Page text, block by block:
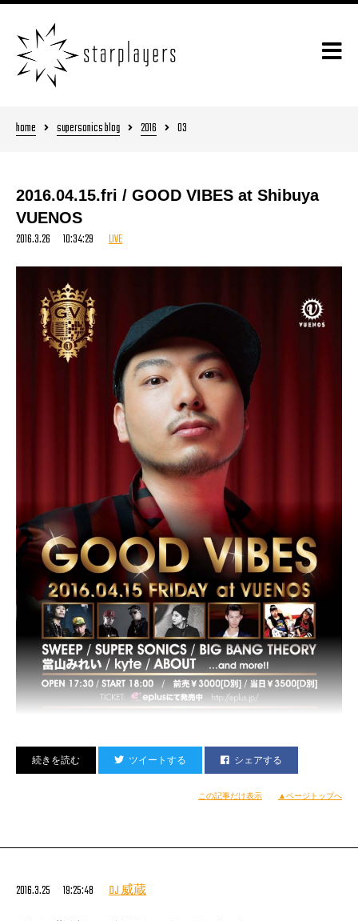
home supersonics blog 2016 03
2016.04.15.fri / GOOD VIBES at Shibuya
VUENOS
2016.3.26 10:34:29 LIVE
タイトル：GOOD VIBES
＜チケット＞
ツイートする シェアする
この記事だけ表示 ▲ページトップへ
2016.3.25 19:25:48 DJ 威蔵